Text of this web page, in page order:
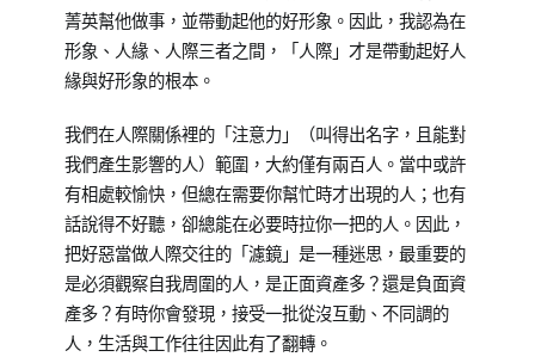
菁英幫他做事，並帶動起他的好形象。因此，我認為在
形象、人緣、人際三者之間，「人際」才是帶動起好人
緣與好形象的根本。
我們在人際關係裡的「注意力」（叫得出名字，且能對
我們產生影響的人）範圍，大約僅有兩百人。當中或許
有相處較愉快，但總在需要你幫忙時才出現的人；也有
話說得不好聽，卻總能在必要時拉你一把的人。因此，
把好惡當做人際交往的「濾鏡」是一種迷思，最重要的
是必須觀察自我周圍的人，是正面資產多？還是負面資
產多？有時你會發現，接受一批從沒互動、不同調的
人，生活與工作往往因此有了翻轉。